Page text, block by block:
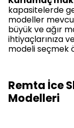
kapasitelerde
modeller
büyük ve ağır
ihtiyaçlarınıza
modeli seçmek
Remta İce
Modelleri